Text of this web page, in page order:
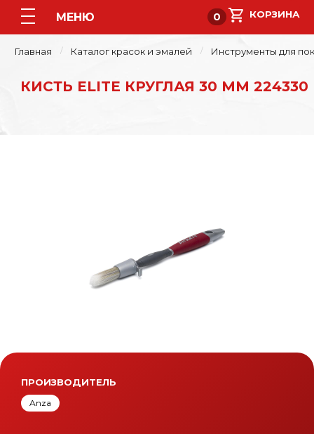
МЕНЮ 0
Главная Каталог красок и эмалей Инструменты для
КИСТЬ ELITE КРУГЛАЯ 30 ММ 224330
ПРОИЗВОДИТЕЛЬ
Anza